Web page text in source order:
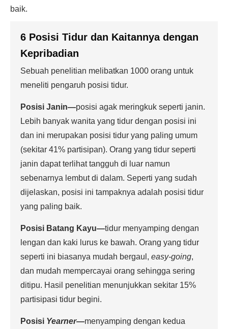
baik.
6 Posisi Tidur dan Kaitannya dengan
Kepribadian
Sebuah penelitian melibatkan 1000 orang untuk
meneliti pengaruh posisi tidur.
Posisi Janin—posisi agak meringkuk seperti janin.
Lebih banyak wanita yang tidur dengan posisi ini
dan ini merupakan posisi tidur yang paling umum
(sekitar 41% partisipan). Orang yang tidur seperti
janin dapat terlihat tangguh di luar namun
sebenarnya lembut di dalam. Seperti yang sudah
dijelaskan, posisi ini tampaknya adalah posisi tidur
yang paling baik.
Posisi Batang Kayu—tidur menyamping dengan
lengan dan kaki lurus ke bawah. Orang yang tidur
seperti ini biasanya mudah bergaul, easy-going,
dan mudah mempercayai orang sehingga sering
ditipu. Hasil penelitian menunjukkan sekitar 15%
partisipasi tidur begini.
Posisi Yearner—menyamping dengan kedua